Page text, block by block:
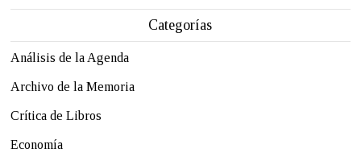
Categorías
Análisis de la Agenda
Archivo de la Memoria
Crítica de Libros
Economía